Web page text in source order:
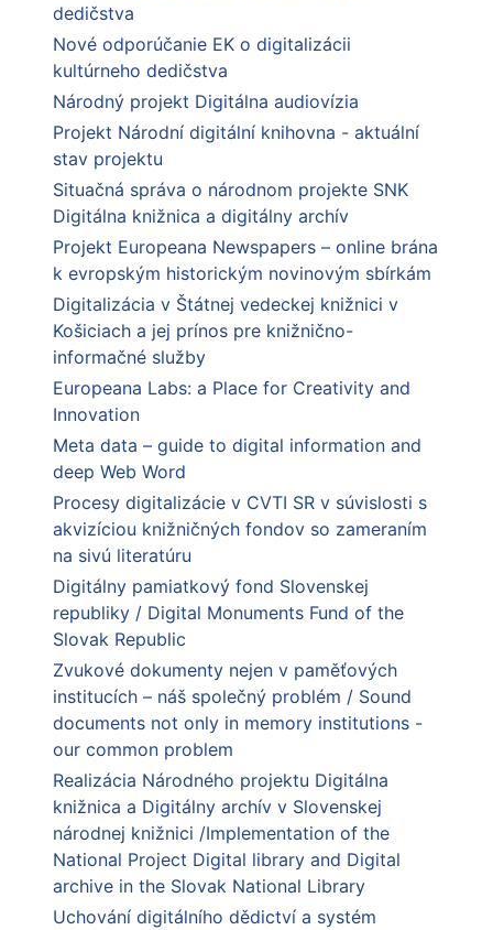
dedičstva
Nové odporúčanie EK o digitalizácii
kultúrneho dedičstva
Národný projekt Digitálna audiovízia
Projekt Národní digitální knihovna - aktuální
stav projektu
Situačná správa o národnom projekte SNK
Digitálna knižnica a digitálny archív
Projekt Europeana Newspapers – online brána
k evropským historickým novinovým sbírkám
Digitalizácia v Štátnej vedeckej knižnici v
Košiciach a jej prínos pre knižnično-
informačné služby
Europeana Labs: a Place for Creativity and
Innovation
Meta data – guide to digital information and
deep Web Word
Procesy digitalizácie v CVTI SR v súvislosti s
akvizíciou knižničných fondov so zameraním
na sivú literatúru
Digitálny pamiatkový fond Slovenskej
republiky / Digital Monuments Fund of the
Slovak Republic
Zvukové dokumenty nejen v paměťových
institucích – náš společný problém / Sound
documents not only in memory institutions -
our common problem
Realizácia Národného projektu Digitálna
knižnica a Digitálny archív v Slovenskej
národnej knižnici /Implementation of the
National Project Digital library and Digital
archive in the Slovak National Library
Uchování digitálního dědictví a systém